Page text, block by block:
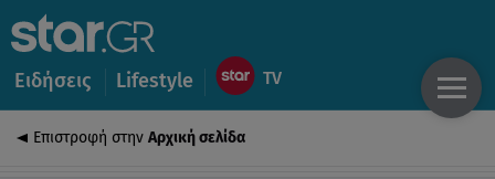
Ειδήσεις Lifestyle
Επιστροφή στην Αρχική σελίδα